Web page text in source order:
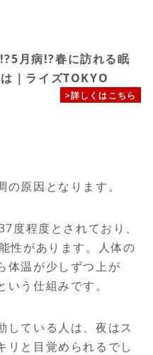
月病!?春に訪れる眠
｜ライズTOKYO
>詳しくはこちら
原因となります。
度程度とされており、
性があります。人体の
体温が少しずつ上が
う仕組みです。
している人は、夜はス
リと目覚められるでし